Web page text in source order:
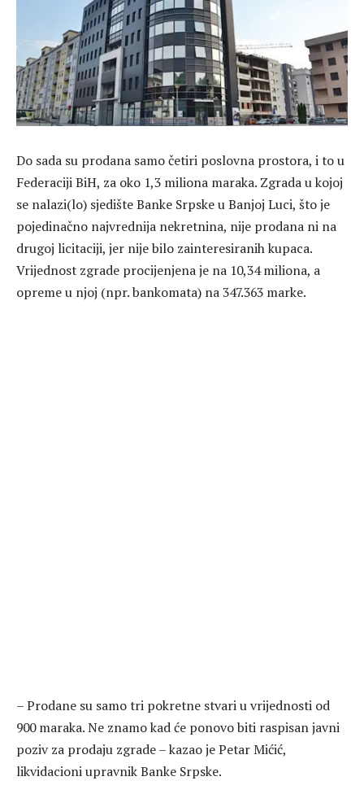
Do sada su prodana samo četiri poslovna prostora, i to u
Federaciji BiH, za oko 1,3 miliona maraka. Zgrada u kojoj
se nalazi(lo) sjedište Banke Srpske u Banjoj Luci, što je
pojedinačno najvrednija nekretnina, nije prodana ni na
drugoj licitaciji, jer nije bilo zainteresiranih kupaca.
Vrijednost zgrade procijenjena je na 10,34 miliona, a
opreme u njoj (npr. bankomata) na 347.363 marke.
– Prodane su samo tri pokretne stvari u vrijednosti od
900 maraka. Ne znamo kad će ponovo biti raspisan javni
poziv za prodaju zgrade – kazao je Petar Mićić,
likvidacioni upravnik Banke Srpske.